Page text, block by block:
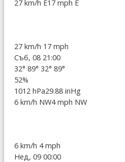
27 km/h E17 mph E
27 km/h 17 mph
Съб, 08 21:00
32° 89° 32° 89°
52%
1012 hPa29.88 inHg
6 km/h NW4 mph NW
6 km/h 4 mph
Нед, 09 00:00